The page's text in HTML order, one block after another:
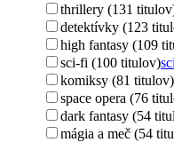
thrillery (131
detektívky (123
high fantasy (109
sci-fi (100 titulov)
komiksy (81 titulov)
space opera (76
dark fantasy (54
mágia a meč (54